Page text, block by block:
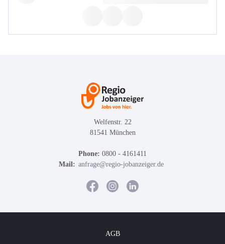
Welfenstr. 22
81541 München
Phone: 0800 - 4161411
Mail: anfrage@regio-jobanzeiger.de
AGB